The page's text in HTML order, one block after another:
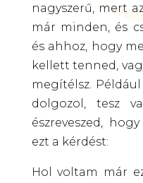
nagyszerű, mert
már minden, és
és ahhoz, hogy
kellett tenned,
megítélsz.
dolgozol, tesz
észreveszed,
ezt a kérdést:
Hol voltam már